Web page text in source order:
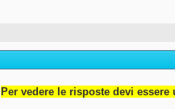
Per vedere le risposte devi essere